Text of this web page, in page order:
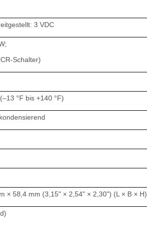
3 VDC
Schalter)
°F bis +140 °F)
× 58,4 mm (3,15" × 2,54" × 2,30") (L × B × H)